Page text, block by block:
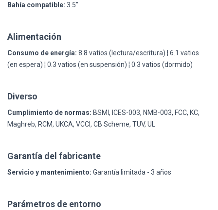
Bahía compatible: 3.5"
Alimentación
Consumo de energía: 8.8 vatios (lectura/escritura) ¦ 6.1 vatios
(en espera) ¦ 0.3 vatios (en suspensión) ¦ 0.3 vatios (dormido)
Diverso
Cumplimiento de normas: BSMI, ICES-003, NMB-003, FCC, KC,
Maghreb, RCM, UKCA, VCCI, CB Scheme, TUV, UL
Garantía del fabricante
Servicio y mantenimiento: Garantía limitada - 3 años
Parámetros de entorno